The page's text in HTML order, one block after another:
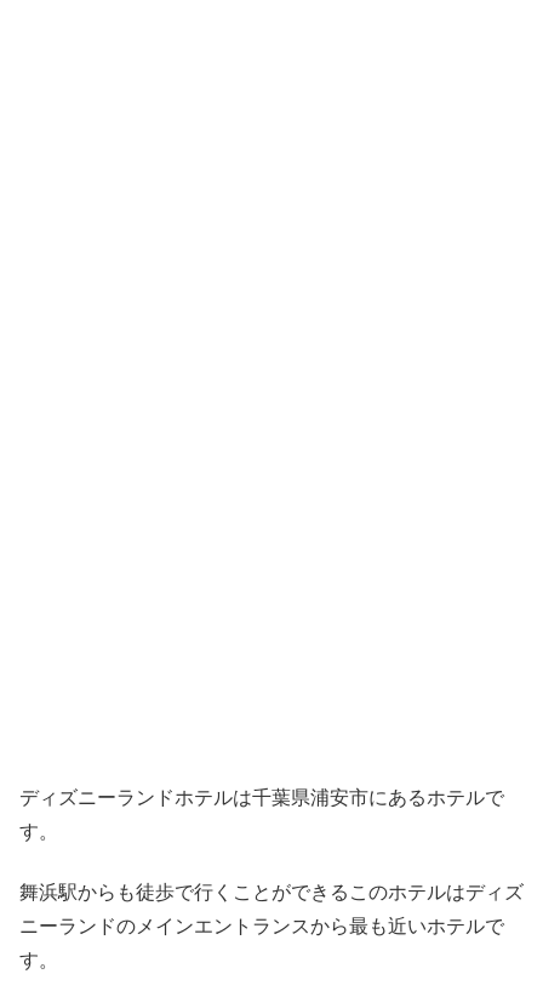
ディズニーランドホテルは千葉県浦安市にあるホテルで
す。
舞浜駅からも徒歩で行くことができるこのホテルはディズ
ニーランドのメインエントランスから最も近いホテルで
す。